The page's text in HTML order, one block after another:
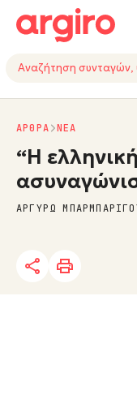
ΑΡΘΡΑ NΕΑ
“Η
ΑΡΓΥΡΩ